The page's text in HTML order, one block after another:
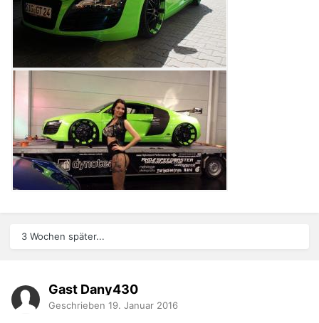
3 Wochen später...
Gast Dany430
Geschrieben 19. Januar 2016